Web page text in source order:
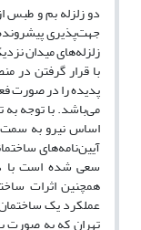
دو زلزله بم و طبس
جهت‌پذیری
زلزله‌های میدان
با قرار گرفتن در
پدیده را در صورت
می‌باشد. با توجه به
اساس نیرو به
آیین‌نامه‌های
سعی شده است با
همچنین اثرات
عملکرد یک